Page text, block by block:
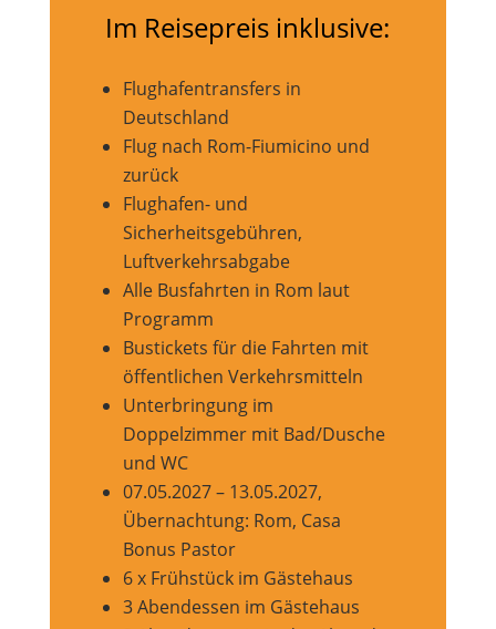
Im Reisepreis inklusive:
Flughafentransfers in
Deutschland
Flug nach Rom-Fiumicino und
zurück
Flughafen- und
Sicherheitsgebühren,
Luftverkehrsabgabe
Alle Busfahrten in Rom laut
Programm
Bustickets für die Fahrten mit
öffentlichen Verkehrsmitteln
Unterbringung im
Doppelzimmer mit Bad/Dusche
und WC
07.05.2027 – 13.05.2027,
Übernachtung: Rom, Casa
Bonus Pastor
6 x Frühstück im Gästehaus
3 Abendessen im Gästehaus